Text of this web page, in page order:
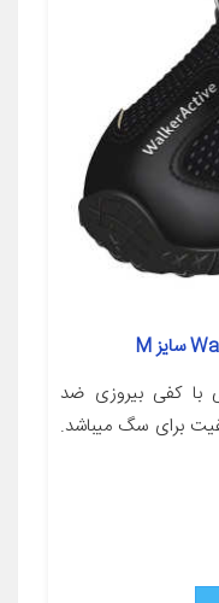
کفی بیروزی ضد
برای سگ میباشد.